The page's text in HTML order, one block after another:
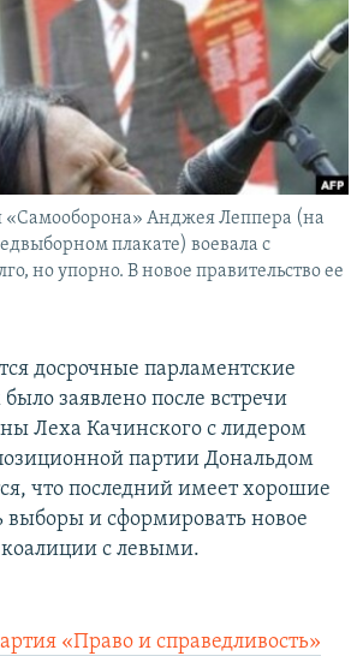
РАССЫЛКУ
«Самооборона» Анджея Леппера (на
плакате) воевала с
но упорно. В новое правительство ее
досрочные парламентские
заявлено после встречи
Леха Качинского с лидером
партии Дональдом
что последний имеет хорошие
и сформировать новое
коалиции с левыми.
«Право и справедливость»